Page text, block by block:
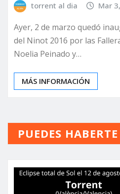
torrent al dia Mar
Ayer, 2 de marzo quedó
del Ninot 2016 por las
Noelia Peinado y…
MÁS INFORMACIÓN
PUEDES